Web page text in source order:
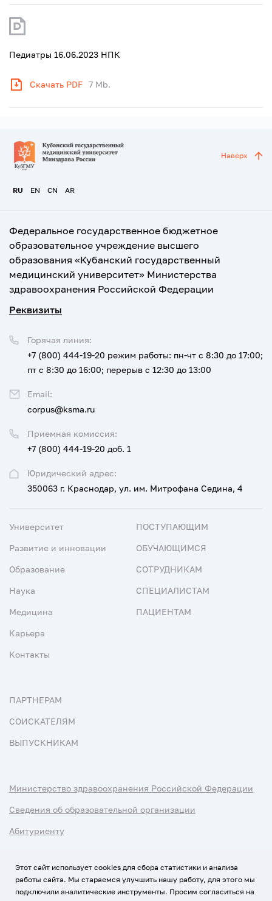
Педиатры 16.06.2023 НПК
Скачать PDF 7 Mb.
RU EN CN AR
Наверх
Федеральное государственное бюджетное
образовательное учреждение высшего
образования «Кубанский государственный
медицинский университет» Министерства
здравоохранения Российской Федерации
Реквизиты
Юридический адрес:
350063 г. Краснодар, ул. им. Митрофана Седина, 4
Приемная комиссия:
+7 (800) 444-19-20 доб. 1
Горячая линия:
+7 (800) 444-19-20 режим работы: пн-чт с 8:30 до 17:00;
пт с 8:30 до 16:00; перерыв с 12:30 до 13:00
Email:
corpus@ksma.ru
Университет
Развитие и инновации
Образование
Наука
Медицина
Карьера
Контакты
ПОСТУПАЮЩИМ
ОБУЧАЮЩИМСЯ
СОТРУДНИКАМ
СПЕЦИАЛИСТАМ
ПАЦИЕНТАМ
ПАРТНЕРАМ
СОИСКАТЕЛЯМ
ВЫПУСКНИКАМ
Министерство здравоохранения Российской Федерации
Сведения об образовательной организации
Абитуриенту
Этот сайт использует cookies для сбора статистики и анализа
работы сайта. Мы стараемся улучшить нашу работу, для этого мы
подключили аналитические инструменты. Просим согласиться на